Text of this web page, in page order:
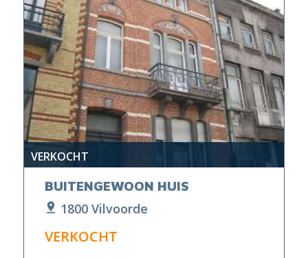
VERKOCHT
BUITENGEWOON HUIS
1800 Vilvoorde
VERKOCHT